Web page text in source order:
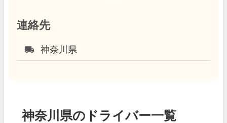
連絡先
local_shipping 神奈川県
神奈川県のドライバー一覧